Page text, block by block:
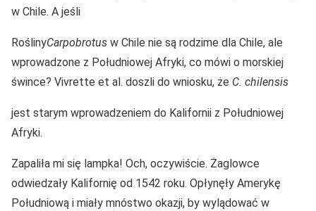
w Chile. A jeśli
RoślinyCarpobrotus w Chile nie są rodzime dla Chile, ale
wprowadzone z Południowej Afryki, co mówi o morskiej
śwince? Vivrette et al. doszli do wniosku, że C. chilensis
jest starym wprowadzeniem do Kalifornii z Południowej
Afryki.
Zapaliła mi się lampka! Och, oczywiście. Żaglowce
odwiedzały Kalifornię od 1542 roku. Opłynęły Amerykę
Południową i miały mnóstwo okazji, by wylądować w